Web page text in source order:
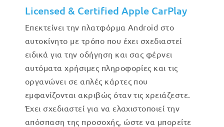
Licensed & Certified Apple CarPlay
Επεκτείνει την πλατφόρμα Android στο
αυτοκίνητο με τρόπο που έχει σχεδιαστεί
ειδικά για την οδήγηση και σας φέρνει
αυτόματα χρήσιμες πληροφορίες και τις
οργανώνει σε απλές κάρτες που
εμφανίζονται ακριβώς όταν τις χρειάζεστε.
Έχει σχεδιαστεί για να ελαχιστοποιεί την
απόσπαση της προσοχής, ώστε να μπορείτε